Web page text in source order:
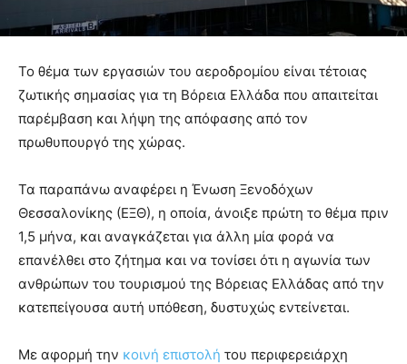
Το θέμα των εργασιών του αεροδρομίου είναι τέτοιας
ζωτικής σημασίας για τη Βόρεια Ελλάδα που απαιτείται
παρέμβαση και λήψη της απόφασης από τον
πρωθυπουργό της χώρας.
Τα παραπάνω αναφέρει η Ένωση Ξενοδόχων
Θεσσαλονίκης (ΕΞΘ), η οποία, άνοιξε πρώτη το θέμα πριν
1,5 μήνα, και αναγκάζεται για άλλη μία φορά να
επανέλθει στο ζήτημα και να τονίσει ότι η αγωνία των
ανθρώπων του τουρισμού της Βόρειας Ελλάδας από την
κατεπείγουσα αυτή υπόθεση, δυστυχώς εντείνεται.
Με αφορμή την κοινή επιστολή του περιφερειάρχη